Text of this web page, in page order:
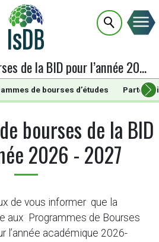
Programmes de bourses de la BID pour l’année 2026 - 2027
de bourses d’études
bourses de la BID
2026 - 2027
de vous informer que la
aux Programmes de Bourses
l’année académique 2026-